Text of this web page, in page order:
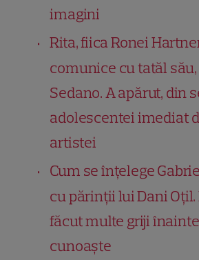
imagini
Rita, fiica Ronei
comunice cu tatăl său,
Sedano. A apărut, din
adolescentei imediat
artistei
Cum se înțelege
cu părinții lui Dani
făcut multe griji
cunoaște